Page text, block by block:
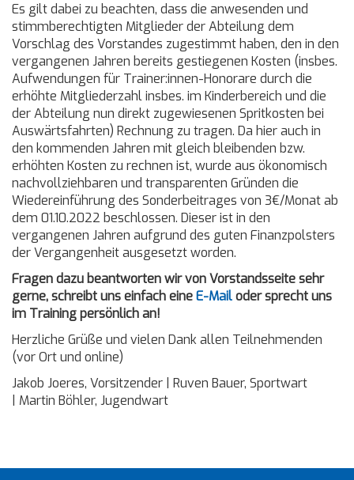
Es gilt dabei zu beachten, dass die anwesenden und
stimmberechtigten Mitglieder der Abteilung dem
Vorschlag des Vorstandes zugestimmt haben, den in den
vergangenen Jahren bereits gestiegenen Kosten (insbes.
Aufwendungen für Trainer:innen-Honorare durch die
erhöhte Mitgliederzahl insbes. im Kinderbereich und die
der Abteilung nun direkt zugewiesenen Spritkosten bei
Auswärtsfahrten) Rechnung zu tragen. Da hier auch in
den kommenden Jahren mit gleich bleibenden bzw.
erhöhten Kosten zu rechnen ist, wurde aus ökonomisch
nachvollziehbaren und transparenten Gründen die
Wiedereinführung des Sonderbeitrages von 3€/Monat ab
dem 01.10.2022 beschlossen. Dieser ist in den
vergangenen Jahren aufgrund des guten Finanzpolsters
der Vergangenheit ausgesetzt worden.
Fragen dazu beantworten wir von Vorstandsseite sehr
gerne, schreibt uns einfach eineE-Mailoder sprecht uns
im Training persönlich an!
Herzliche Grüße und vielen Dank allen Teilnehmenden
(vor Ort und online)
Jakob Joeres, Vorsitzender | Ruven Bauer, Sportwart
| Martin Böhler, Jugendwart